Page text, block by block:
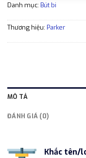
Danh mục: Bút bi
Thương hiệu: Parker
MÔ TẢ
ĐÁNH GIÁ (0)
Khắc tên/